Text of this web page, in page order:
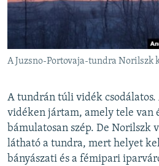
A Juzsno-Portovaja-tundra Norilszk
A tundrán túli vidék csodálatos.
vidéken jártam, amely tele van
bámulatosan szép. De Norilszk
látható a tundra, mert helyet
bányászati és a fémipari